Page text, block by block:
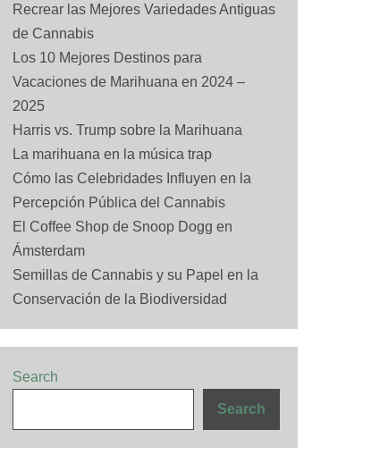
Recrear las Mejores Variedades Antiguas
de Cannabis
Los 10 Mejores Destinos para
Vacaciones de Marihuana en 2024 –
2025
Harris vs. Trump sobre la Marihuana
La marihuana en la música trap
Cómo las Celebridades Influyen en la
Percepción Pública del Cannabis
El Coffee Shop de Snoop Dogg en
Ámsterdam
Semillas de Cannabis y su Papel en la
Conservación de la Biodiversidad
Search
Search